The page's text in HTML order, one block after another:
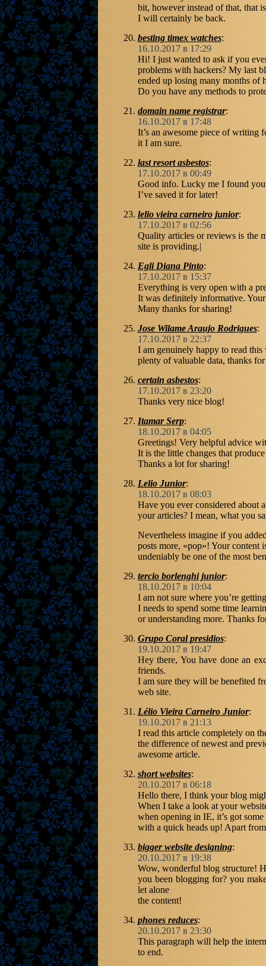
bit, however instead of that, that
I will certainly be back.
besting timex watches:
16.10.2017 в 17:29
Hi! I just wanted to ask if you
problems with hackers? My last
ended up losing many months of
Do you have any methods to
domain name registrar:
16.10.2017 в 17:48
It’s an awesome piece of
it I am sure.
last resort asbestos:
17.10.2017 в 00:49
Good info. Lucky me I found
I’ve saved it for later!
lelio vieira carneiro junior:
17.10.2017 в 02:56
Quality articles or reviews is the
site is providing.|
Egli Diana Pinto:
17.10.2017 в 15:37
Everything is very open with a
It was definitely informative.
Many thanks for sharing!
Jose Wilame Araujo Rodrigues:
17.10.2017 в 22:37
I am genuinely happy to read
plenty of valuable data, thanks
certain asbestos:
17.10.2017 в 23:20
Thanks very nice blog!
Itamar Serp:
18.10.2017 в 04:05
Greetings! Very helpful advice
It is the little changes that
Thanks a lot for sharing!
Lelio Junior:
18.10.2017 в 08:03
Have you ever considered about
your articles? I mean, what you
Nevertheless imagine if you
posts more, «pop»! Your content
undeniably be one of the most
tercio borlenghi junior:
18.10.2017 в 10:04
I am not sure where you’re
I needs to spend some time
or understanding more. Thanks
Grupo Coral presidios:
19.10.2017 в 19:47
Hey there, You have done an
friends.
I am sure they will be benefited
web site.
Lélio Vieira Carneiro Junior:
19.10.2017 в 21:13
I read this article completely on
the difference of newest and
awesome article.
short websites:
20.10.2017 в 06:18
Hello there, I think your blog
When I take a look at your
when opening in IE, it’s got
with a quick heads up! Apart
bigger website designing:
20.10.2017 в 19:38
Wow, wonderful blog structure!
you been blogging for? you
let alone
the content!
phones reduces:
20.10.2017 в 23:30
This paragraph will help the
to end.